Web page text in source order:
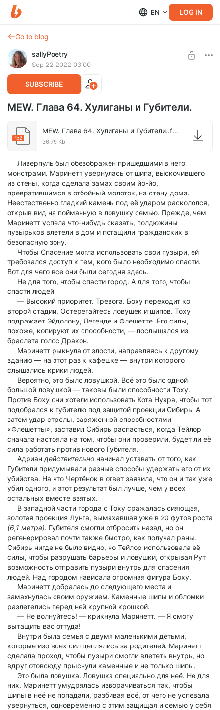
EN LOG IN
Go to blog
sallyPoetry
Sep 22 2022 03:00
SUBSCRIBE
MEW. Глава 64. Хулиганы и Губители.
fb2
MEW. Глава 64. Хулиганы и Губители..fb2
36.79 Kb
Ливерпуль был обезображен пришедшими в него
монстрами. Маринетт увернулась от шипа, выскочившего
из стены, когда сделала замах своим йо-йо,
превратившимся в отбойный молоток, на стену дома.
Неестественно гладкий камень под её ударом раскололся,
открыв вид на пойманную в ловушку семью. Прежде, чем
Маринетт успела что-нибудь сказать, полдюжины
пузырьков влетели в дом и потащили гражданских в
безопасную зону.
Чтобы Спасение могла использовать свои пузыри, ей
требовался доступ к тем, кого было необходимо спасти.
Вот для чего все они были сегодня здесь.
Не для того, чтобы спасти город. А для того, чтобы
спасти людей.
— Высокий приоритет. Тревога. Боху переходит ко
второй стадии. Остерегайтесь ловушек и шипов. Тоху
подражает Эйдолону, Легенде и Флешетте. Его силы,
похоже, копируют их способности, — послышался из
браслета голос Дракон.
Маринетт рыкнула от злости, направляясь к другому
зданию — на этот раз к кафешке — внутри которого
слышались крики людей.
Вероятно, это было ловушкой. Всё это было одной
большой ловушкой — таковы были способности Тоху.
Против Боху они хотели использовать Кота Нуара, чтобы тот
подобрался к губителю под защитой проекции Сибирь. А
затем удар стрелы, заряженной способностями
«Флешетты», заставил Сибирь распасться, когда Тейлор
сначала настояла на том, чтобы они проверили, будет ли её
сила работать против нового Губителя.
Адриан действительно начинал уставать от того, как
Губители придумывали разные способы удержать его от их
убийства. На что Чертёнок в ответ заявила, что он и так уже
убил одного, и этот результат был лучше, чем у всех
остальных вместе взятых.
В западной части города с Тоху сражалась сияющая,
золотая проекция Лунга, вымахавшая уже в 20 футов роста
(6,1 метра). Губителя смогли отбросить назад, но он
регенерировал почти также быстро, как получал раны.
Сибирь нигде не было видно, но Тейлор использовала её
силы, чтобы разрушать барьеры и ловушки, открывая Рут
возможность отправить пузыри внутрь для спасения
людей. Над городом нависала огромная фигура Боху.
Маринетт добралась до следующего места и
замахнулась своим оружием. Каменные шипы и обломки
разлетелись перед ней крупной крошкой.
— Не волнуйтесь! — крикнула Маринетт. — Я смогу
вытащить вас оттуда!
Внутри была семья с двумя маленькими детьми,
которые изо всех сил цеплялись за родителей. Маринетт
сделала проход, чтобы пузыри смогли влететь внутрь, но
вдруг отовсюду прыснули каменные и не только шипы.
Это была ловушка. Ловушка специально для неё. Не для
них. Маринетт умудрялась изворачиваться так, чтобы
шипы в неё не попадали, разбивая всё, от чего не успевала
увернуться, одновременно с этим защищая и семью у себя